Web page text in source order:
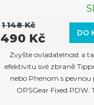
k
t
ů
DO
490 Kč
1 148 Kč
Zvyšte ovladatelnost a
efektivitu své zbraně
nebo Phenom s pevnou
OPSGear Fixed PDW.